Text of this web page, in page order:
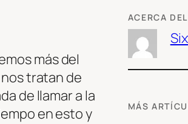
más del
tratan de
de llamar a la
en esto y
ACERCA
MÁS